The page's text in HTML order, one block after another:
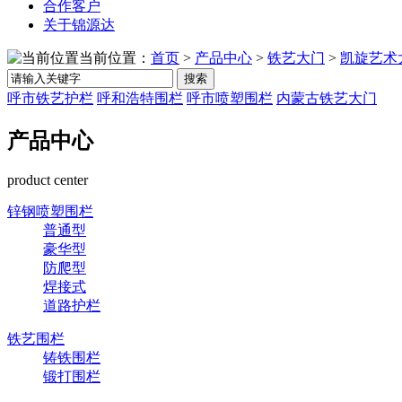
合作客户
关于锦源达
当前位置： 首页 > 产品中心 > 铁艺大门 > 凯旋艺术
搜索
呼市铁艺护栏 呼和浩特围栏 呼市喷塑围栏 内蒙古铁艺大门
产品中心
product center
锌钢喷塑围栏
普通型
豪华型
防爬型
焊接式
道路护栏
铁艺围栏
铸铁围栏
锻打围栏